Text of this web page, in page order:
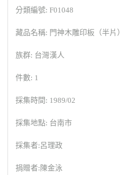
分類編號: F01048
藏品名稱: 門神木雕印板（半片）
族群: 台灣漢人
件數: 1
採集時間: 1989/02
採集地點: 台南市
採集者:呂理政
捐贈者:陳金泳